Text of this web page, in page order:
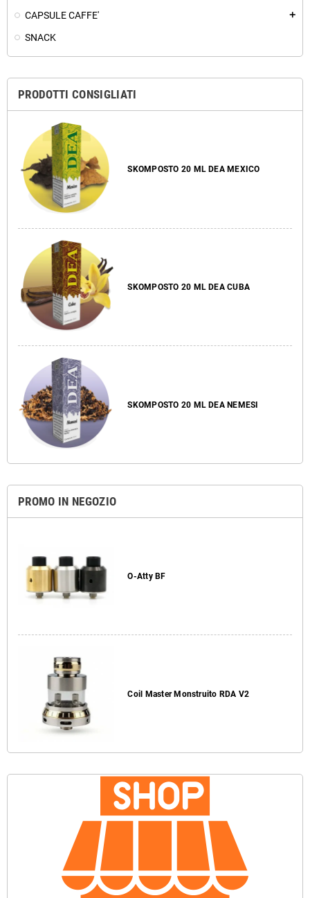
CAPSULE CAFFE' add
SNACK
PRODOTTI CONSIGLIATI
SKOMPOSTO 20 ML DEA MEXICO
SKOMPOSTO 20 ML DEA CUBA
SKOMPOSTO 20 ML DEA NEMESI
PROMO IN NEGOZIO
O-Atty BF
Coil Master Monstruito RDA V2